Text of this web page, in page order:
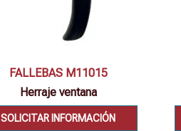
FALLEBAS M11015
Herraje ventana
SOLICITAR INFORMACIÓN